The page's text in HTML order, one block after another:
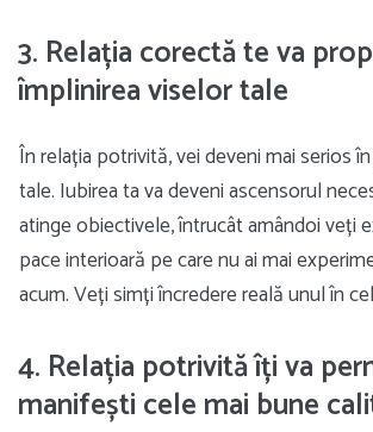
3. Relația corectă te va
împlinirea viselor tale
În relația potrivită, vei deveni mai serios
tale. Iubirea ta va deveni ascensorul
atinge obiectivele, întrucât amândoi veți
pace interioară pe care nu ai mai
acum. Veți simți încredere reală unul în
4. Relația potrivită îți va
manifești cele mai bune